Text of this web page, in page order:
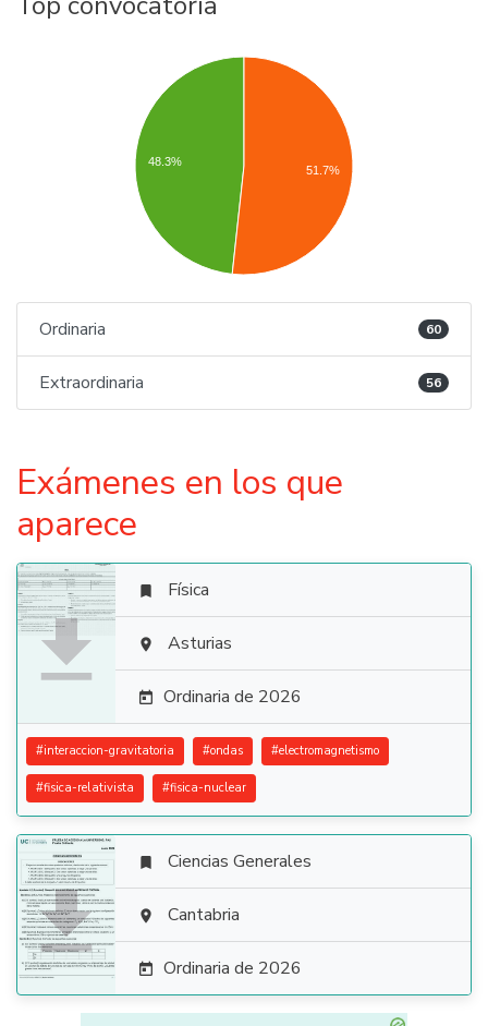
48.3%
51.7%
Ordinaria 60
Extraordinaria 56
Exámenes en los que
aparece

 Física
 Asturias
 Ordinaria de 2026
#interaccion-gravitatoria #ondas #electromagnetismo
#fisica-relativista #fisica-nuclear

 Ciencias Generales
 Cantabria
 Ordinaria de 2026